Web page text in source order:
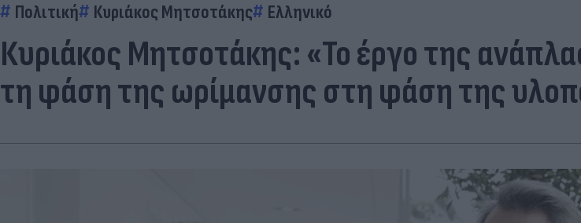
Πολιτική Κυριάκος Μητσοτάκης Ελληνικό
Κυριάκος Μητσοτάκης: «Το έργο της
τη φάση της ωρίμανσης στη φάση της